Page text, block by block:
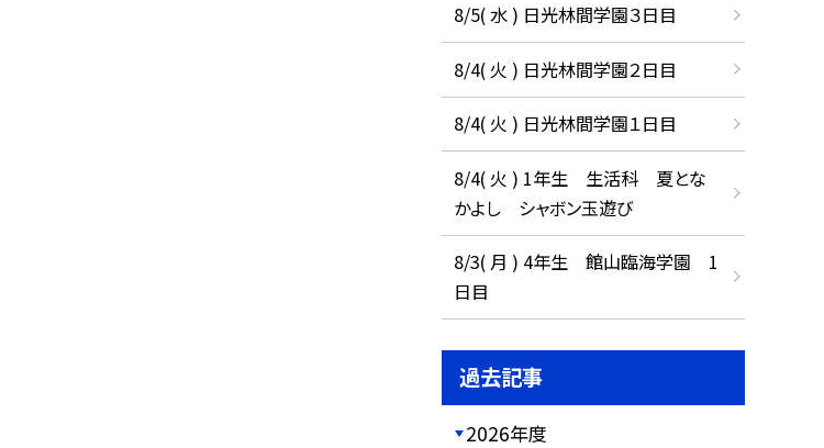
8/5( 水 ) 日光林間学園３日目
8/4( 火 ) 日光林間学園２日目
8/4( 火 ) 日光林間学園１日目
8/4( 火 ) 1年生 生活科 夏とな
かよし シャボン玉遊び
8/3( 月 ) 4年生 館山臨海学園 1
日目
過去記事
2026年度